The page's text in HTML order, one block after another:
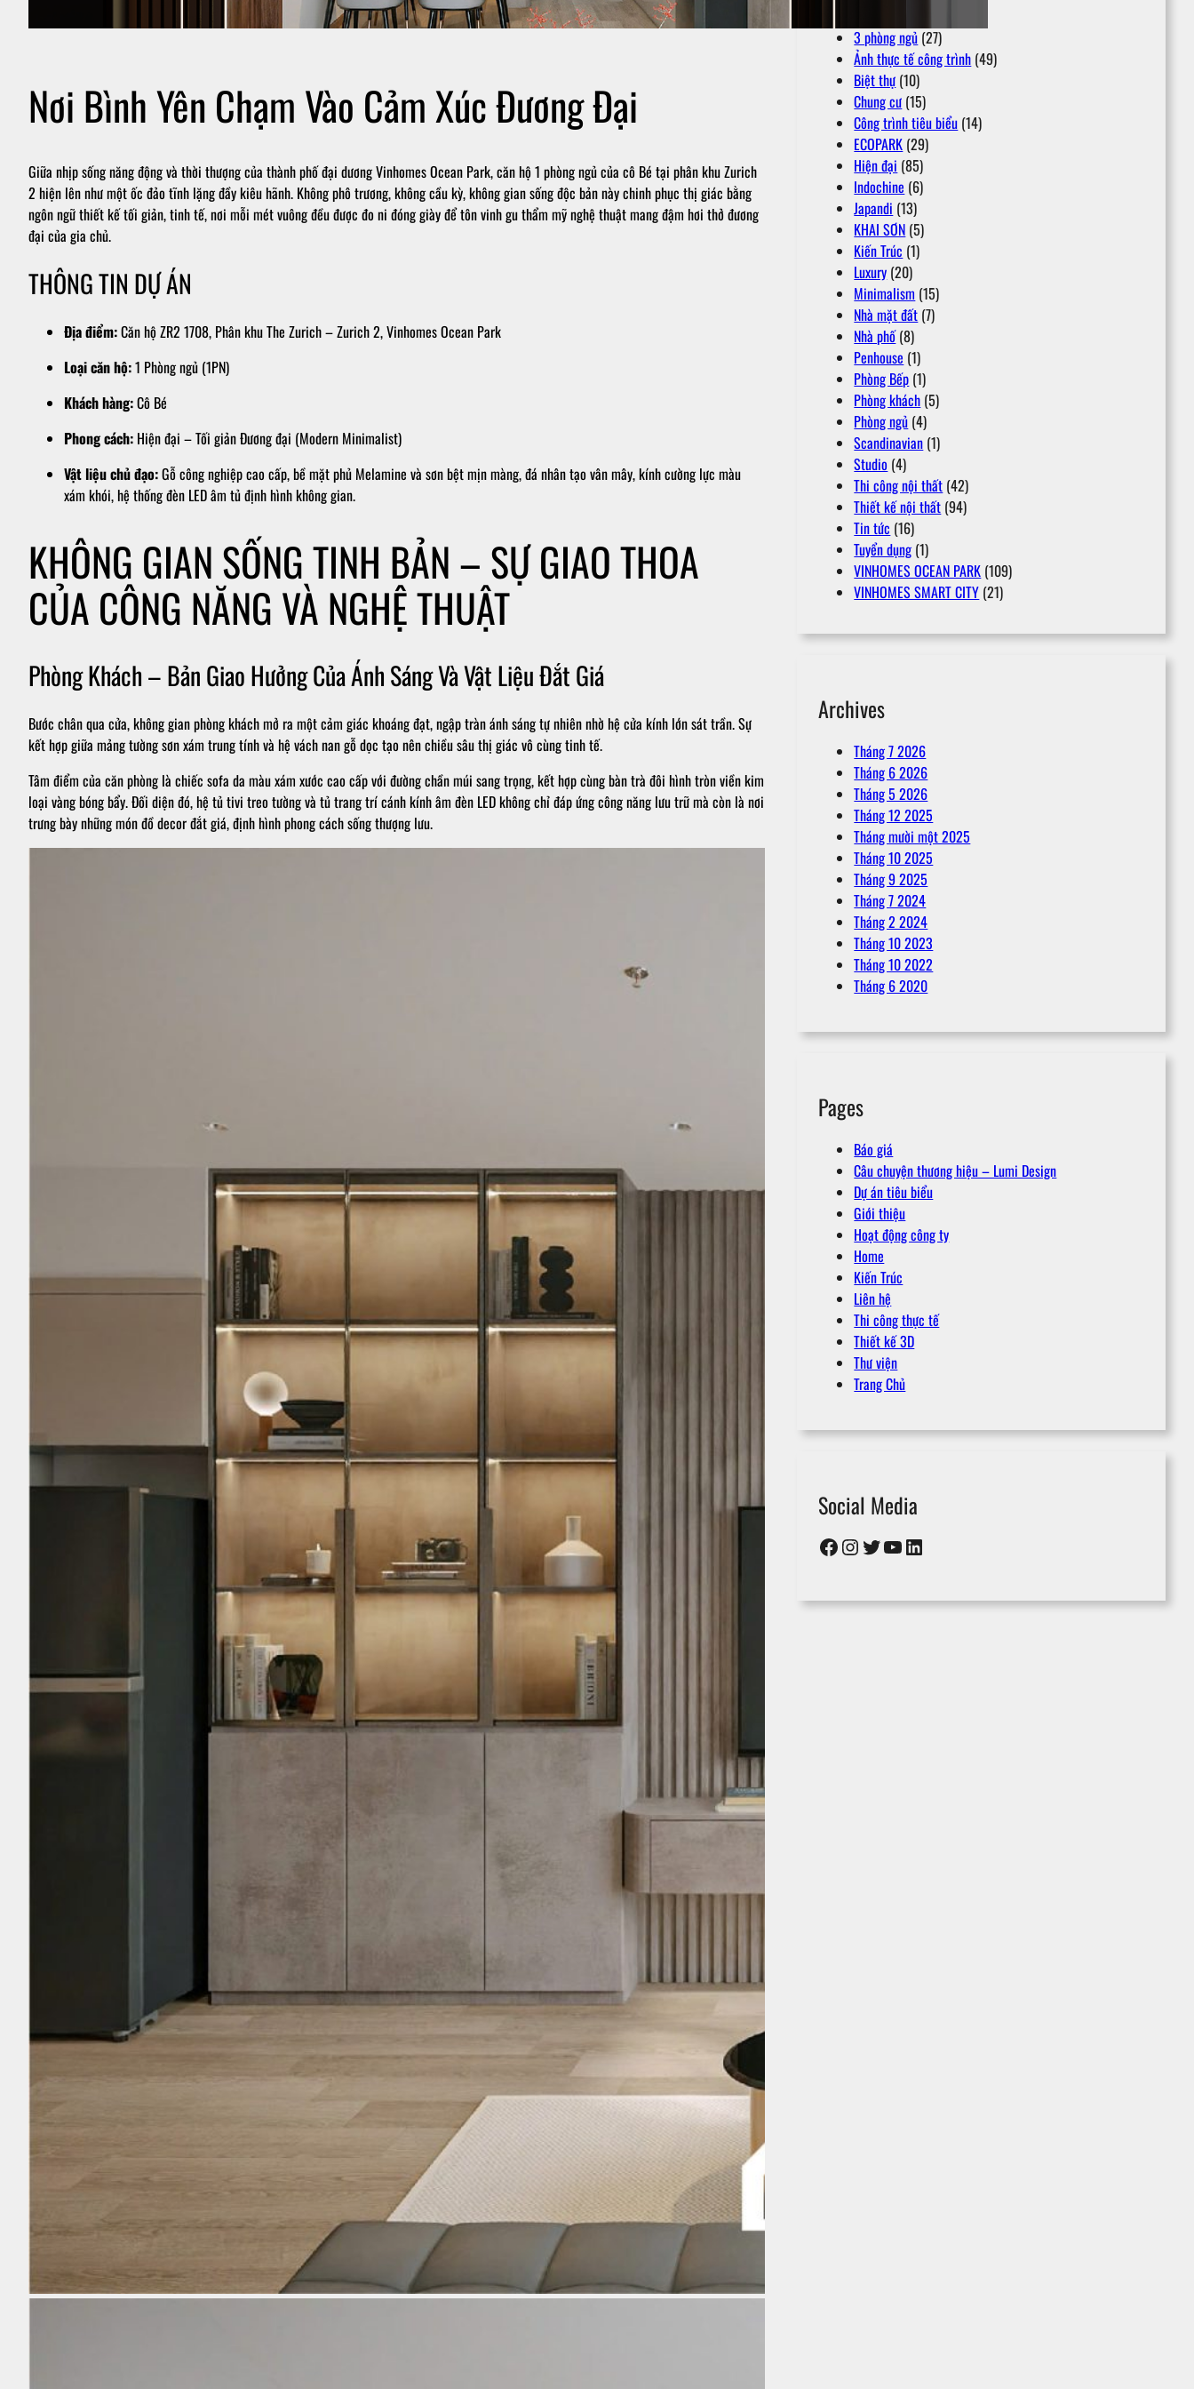
Nơi Bình Yên Chạm Vào Cảm Xúc Đương Đại
Giữa nhịp sống năng động và thời thượng của thành phố đại dương Vinhomes Ocean Park, căn hộ 1 phòng ngủ của cô Bé tại phân khu Zurich
2 hiện lên như một ốc đảo tĩnh lặng đầy kiêu hãnh. Không phô trương, không cầu kỳ, không gian sống độc bản này chinh phục thị giác bằng
ngôn ngữ thiết kế tối giản, tinh tế, nơi mỗi mét vuông đều được đo ni đóng giày để tôn vinh gu thẩm mỹ nghệ thuật mang đậm hơi thở đương
đại của gia chủ.
THÔNG TIN DỰ ÁN
Địa điểm:Căn hộ ZR2 1708, Phân khu The Zurich – Zurich 2, Vinhomes Ocean Park
Loại căn hộ:1 Phòng ngủ (1PN)
Khách hàng:Cô Bé
Phong cách: Hiện đại – Tối giản Đương đại (Modern Minimalist)
Vật liệu chủ đạo:Gỗ công nghiệp cao cấp, bề mặt phủ Melamine và sơn bệt mịn màng, đá nhân tạo vân mây, kính cường lực màu
xám khói, hệ thống đèn LED âm tủ định hình không gian.
KHÔNG GIAN SỐNG TINH BẢN – SỰ GIAO THOA
CỦA CÔNG NĂNG VÀ NGHỆ THUẬT
Phòng Khách – Bản Giao Hưởng Của Ánh Sáng Và Vật Liệu Đắt Giá
Bước chân qua cửa, không gian phòng khách mở ra một cảm giác khoáng đạt, ngập tràn ánh sáng tự nhiên nhờ hệ cửa kính lớn sát trần. Sự
kết hợp giữa mảng tường sơn xám trung tính và hệ vách nan gỗ dọc tạo nên chiều sâu thị giác vô cùng tinh tế.
Tâm điểm của căn phòng là chiếc sofa da màu xám xước cao cấp với đường chần múi sang trọng, kết hợp cùng bàn trà đôi hình tròn viền kim
loại vàng bóng bẩy. Đối diện đó, hệ tủ tivi treo tường và tủ trang trí cánh kính âm đèn LED không chỉ đáp ứng công năng lưu trữ mà còn là nơi
trưng bày những món đồ decor đắt giá, định hình phong cách sống thượng lưu.
3 phòng ngủ (27)
Ảnh thực tế công trình (49)
Biệt thự (10)
Chung cư (15)
Công trình tiêu biểu (14)
ECOPARK (29)
Hiện đại (85)
Indochine (6)
Japandi (13)
KHAI SƠN (5)
Kiến Trúc (1)
Luxury (20)
Minimalism (15)
Nhà mặt đất (7)
Nhà phố(8)
Penhouse (1)
Phòng Bếp (1)
Phòng khách (5)
Phòng ngủ (4)
Scandinavian (1)
Studio (4)
Thi công nội thất (42)
Thiết kế nội thất (94)
Tin tức (16)
Tuyển dụng (1)
VINHOMES OCEAN PARK (109)
VINHOMES SMART CITY (21)
Archives
Tháng 7 2026
Tháng 6 2026
Tháng 5 2026
Tháng 12 2025
Tháng mười một 2025
Tháng 10 2025
Tháng 9 2025
Tháng 7 2024
Tháng 2 2024
Tháng 10 2023
Tháng 10 2022
Tháng 6 2020
Pages
Báo giá
Câu chuyện thương hiệu – Lumi Design
Dự án tiêu biểu
Giới thiệu
Hoạt động công ty
Home
Kiến Trúc
Liên hệ
Thi công thực tế
Thiết kế 3D
Thư viện
Trang Chủ
Social Media
Facebook Instagram Twitter YouTube LinkedIn